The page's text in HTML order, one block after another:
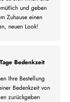
und geben
Zuhause einen
neuen Look!
Bedenkzeit
Ihre Bestellung
Bedenkzeit von
zurückgeben